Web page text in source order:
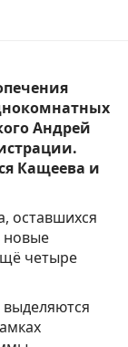
Андрей
Кащеева и
оставшихся
новые
четыре